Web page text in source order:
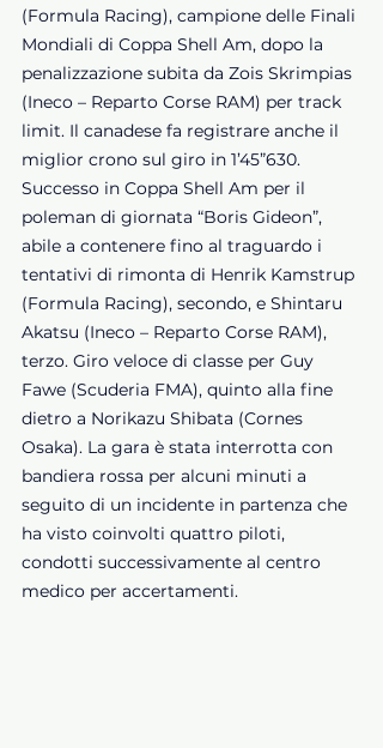
(Formula Racing), campione delle Finali
Mondiali di Coppa Shell Am, dopo la
penalizzazione subita da Zois Skrimpias
(Ineco – Reparto Corse RAM) per track
limit. Il canadese fa registrare anche il
miglior crono sul giro in 1’45”630.
Successo in Coppa Shell Am per il
poleman di giornata “Boris Gideon”,
abile a contenere fino al traguardo i
tentativi di rimonta di Henrik Kamstrup
(Formula Racing), secondo, e Shintaru
Akatsu (Ineco – Reparto Corse RAM),
terzo. Giro veloce di classe per Guy
Fawe (Scuderia FMA), quinto alla fine
dietro a Norikazu Shibata (Cornes
Osaka). La gara è stata interrotta con
bandiera rossa per alcuni minuti a
seguito di un incidente in partenza che
ha visto coinvolti quattro piloti,
condotti successivamente al centro
medico per accertamenti.